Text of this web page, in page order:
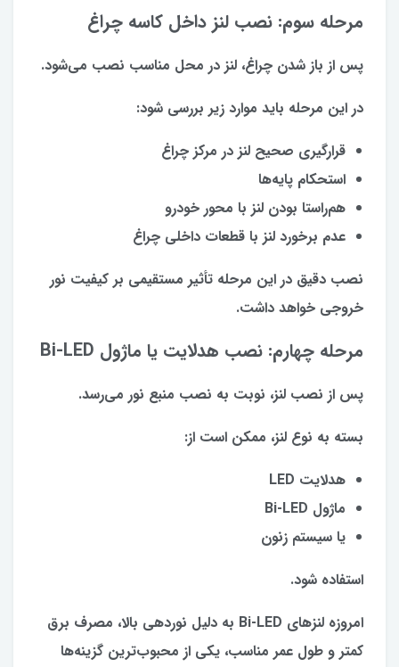
مرحله سوم: نصب لنز داخل کاسه چراغ
پس از باز شدن چراغ، لنز در محل مناسب نصب می‌شود.
در این مرحله باید موارد زیر بررسی شود:
قرارگیری صحیح لنز در مرکز چراغ
استحکام پایه‌ها
هم‌راستا بودن لنز با محور خودرو
عدم برخورد لنز با قطعات داخلی چراغ
نصب دقیق در این مرحله تأثیر مستقیمی بر کیفیت نور
خروجی خواهد داشت.
مرحله چهارم: نصب هدلایت یا ماژول Bi-LED
پس از نصب لنز، نوبت به نصب منبع نور می‌رسد.
بسته به نوع لنز، ممکن است از:
هدلایت LED
ماژول Bi-LED
یا سیستم زنون
استفاده شود.
امروزه لنزهای Bi-LED به دلیل نوردهی بالا، مصرف برق
کمتر و طول عمر مناسب، یکی از محبوب‌ترین گزینه‌ها